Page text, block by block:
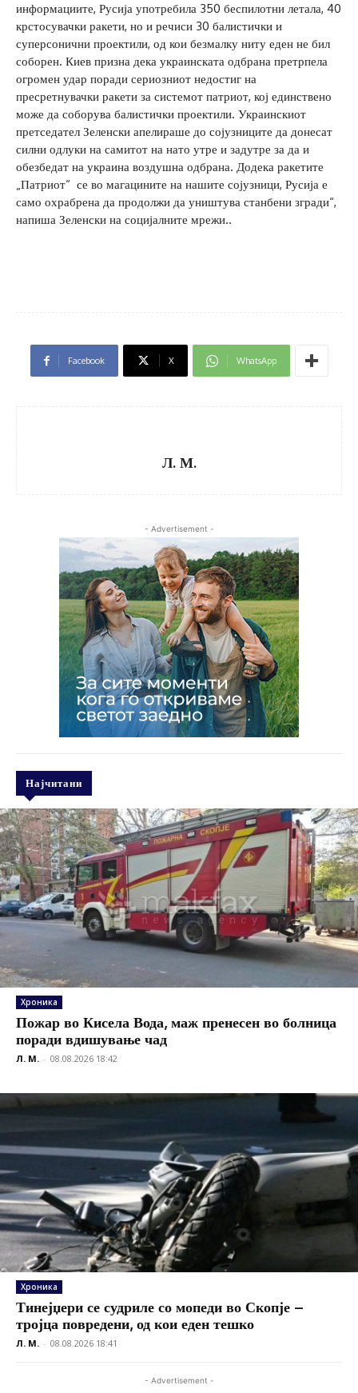
информациите, Русија употребила 350 беспилотни летала, 40
крстосувачки ракети, но и речиси 30 балистички и
суперсонични проектили, од кои безмалку ниту еден не бил
соборен. Киев призна дека украинската одбрана претрпела
огромен удар поради сериозниот недостиг на
пресретнувачки ракети за системот патриот, кој единствено
може да соборува балистички проектили. Украинскиот
претседател Зеленски апелираше до сојузниците да донесат
силни одлуки на самитот на нато утре и задутре за да и
обезбедат на украина воздушна одбрана. Додека ракетите
„Патриот“ се во магацините на нашите сојузници, Русија е
само охрабрена да продолжи да уништува станбени згради“,
напиша Зеленски на социјалните мрежи..
Facebook X WhatsApp
Л. М.
- Advertisement -
Најчитани
Хроника
Пожар во Кисела Вода, маж пренесен во болница
поради вдишување чад
Л. М. - 08.08.2026 18:42
Хроника
Тинејџери се судриле со мопеди во Скопје –
тројца повредени, од кои еден тешко
Л. М. - 08.08.2026 18:41
- Advertisement -